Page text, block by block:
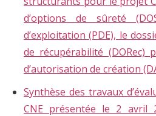
d’options de sûreté
d’exploitation (PDE), le
de récupérabilité (DORec)
d’autorisation de création
Synthèse des travaux
CNE présentée le 2 avril